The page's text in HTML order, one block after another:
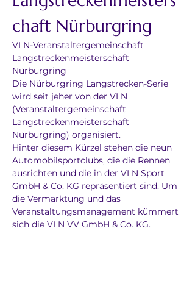
chaft Nürburgring
VLN-Veranstaltergemeinschaft
Langstreckenmeisterschaft
Nürburgring
Die Nürburgring Langstrecken-Serie
wird seit jeher von der VLN
(Veranstaltergemeinschaft
Langstreckenmeisterschaft
Nürburgring) organisiert.
Hinter diesem Kürzel stehen die neun
Automobilsportclubs, die die Rennen
ausrichten und die in der VLN Sport
GmbH & Co. KG repräsentiert sind. Um
die Vermarktung und das
Veranstaltungsmanagement kümmert
sich die VLN VV GmbH & Co. KG.